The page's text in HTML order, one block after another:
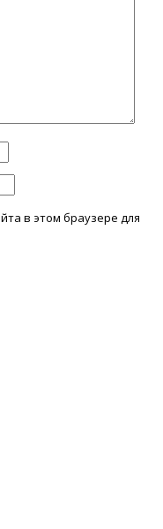
в этом браузере для